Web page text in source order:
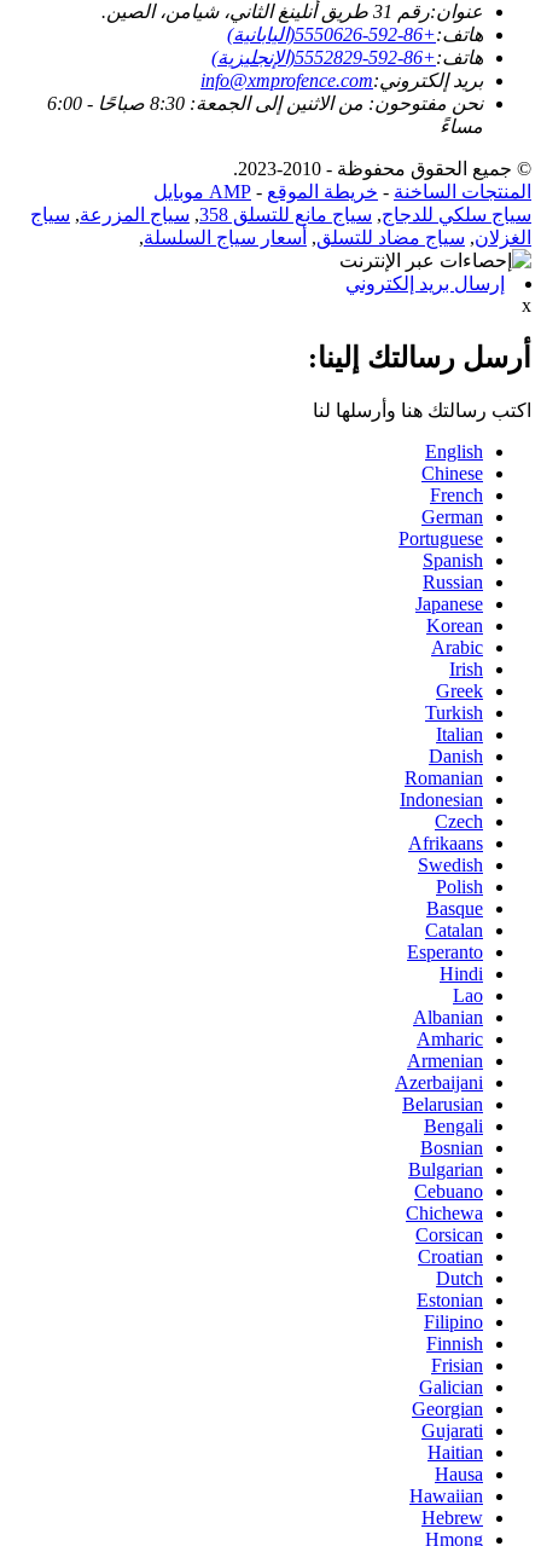
عنوان:رقم 31 طريق أنلينغ الثاني، شيامن، الصين.
هاتف:+86-592-5550626(اليابانية)
هاتف:+86-592-5552829(الإنجليزية)
بريد إلكتروني:info@xmprofence.com
نحن مفتوحون: من الاثنين إلى الجمعة: 8:30 صباحًا - 6:00
مساءً
© جميع الحقوق محفوظة - 2010-2023.
المنتجات الساخنة - خريطة الموقع - AMP موبايل
سياج سلكي للدجاج, سياج مانع للتسلق 358 , سياج المزرعة, سياج
الغزلان, سياج مضاد للتسلق, أسعار سياج السلسلة,
إرسال بريد إلكتروني
x
أرسل رسالتك إلينا:
اكتب رسالتك هنا وأرسلها لنا
English
Chinese
French
German
Portuguese
Spanish
Russian
Japanese
Korean
Arabic
Irish
Greek
Turkish
Italian
Danish
Romanian
Indonesian
Czech
Afrikaans
Swedish
Polish
Basque
Catalan
Esperanto
Hindi
Lao
Albanian
Amharic
Armenian
Azerbaijani
Belarusian
Bengali
Bosnian
Bulgarian
Cebuano
Chichewa
Corsican
Croatian
Dutch
Estonian
Filipino
Finnish
Frisian
Galician
Georgian
Gujarati
Haitian
Hausa
Hawaiian
Hebrew
Hmong